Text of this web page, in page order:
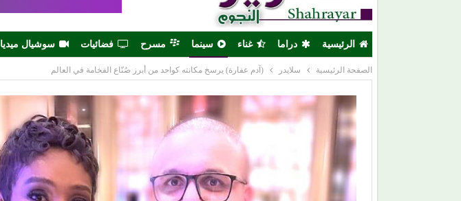
الرئيسية دراما غناء سينما مسرح فضائيات سوشيال ميديا
الصفحة الرئيسية سلايدر (آدم عفارة) يرسخ مكانته كواحد من أبرز صُنّاع الفخامة في العالم